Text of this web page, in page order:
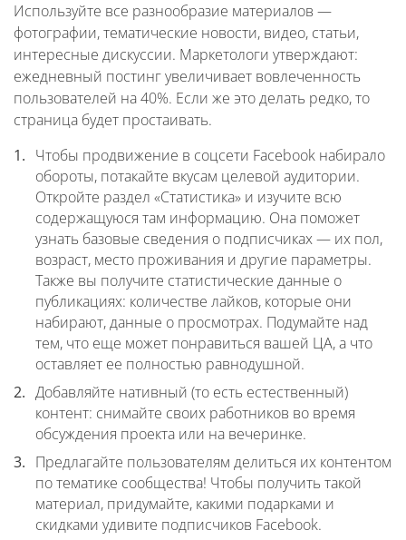
Используйте все разнообразие материалов —
фотографии, тематические новости, видео, статьи,
интересные дискуссии. Маркетологи утверждают:
ежедневный постинг увеличивает вовлеченность
пользователей на 40%. Если же это делать редко, то
страница будет простаивать.
Чтобы продвижение в соцсети Facebook набирало
обороты, потакайте вкусам целевой аудитории.
Откройте раздел «Статистика» и изучите всю
содержащуюся там информацию. Она поможет
узнать базовые сведения о подписчиках — их пол,
возраст, место проживания и другие параметры.
Также вы получите статистические данные о
публикациях: количестве лайков, которые они
набирают, данные о просмотрах. Подумайте над
тем, что еще может понравиться вашей ЦА, а что
оставляет ее полностью равнодушной.
Добавляйте нативный (то есть естественный)
контент: снимайте своих работников во время
обсуждения проекта или на вечеринке.
Предлагайте пользователям делиться их контентом
по тематике сообщества! Чтобы получить такой
материал, придумайте, какими подарками и
скидками удивите подписчиков Facebook.